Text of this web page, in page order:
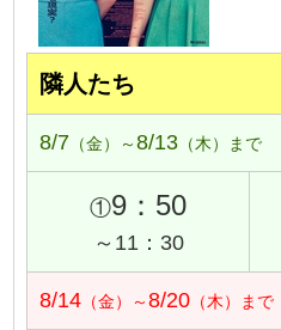
隣人たち
8/7 （金）～8/13 （木）まで
①9：50
～11：30
8/14 （金）～8/20 （木）まで